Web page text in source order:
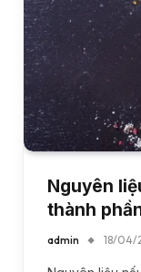
Nguyên
thành
admin 18/04/